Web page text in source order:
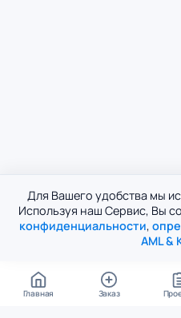
Для Вашего удобства мы
Используя наш Сервис, Вы
конфиденциальности,
AML &
Главная Заказ